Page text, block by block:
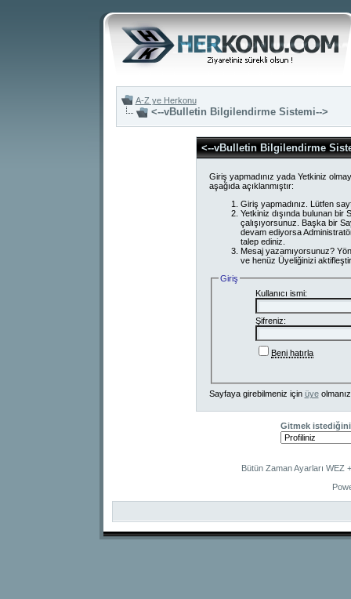
A-Z ye Herkonu
<--vBulletin Bilgilendirme Sistemi-->
<--vBulletin Bilgilendirme
Giriş yapmadınız yada Yetkiniz
aşağıda açıklanmıştır:
Giriş yapmadınız. Lütfen
Yetkiniz dışında bulunan
çalışıyorsunuz. Başka bir
devam ediyorsa
talep ediniz.
Mesaj yazamıyorsunuz?
ve henüz Üyeliğinizi
Giriş
Kullanıcı ismi:
Şifreniz:
Beni hatırla
Sayfaya girebilmeniz için üye
Gitmek
Bütün Zaman Ayarları WEZ